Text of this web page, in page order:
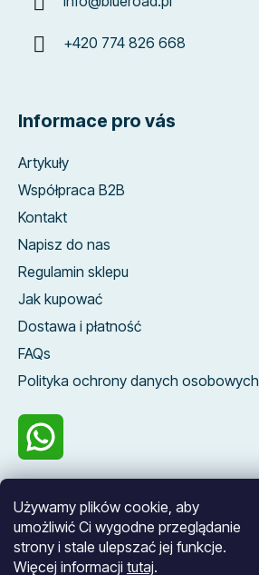
Używamy plików cookie, aby
umożliwić Ci wygodne przeglądanie
strony i stale ulepszać jej funkcje.
Więcej informacji tutaj.
+420 774 826 668
Informace pro vás
Artykuły
Współpraca B2B
Kontakt
Napisz do nas
Regulamin sklepu
Jak kupować
Dostawa i płatność
FAQs
Polityka ochrony danych osobowych
100 %
zákazníků nás
doporučuje